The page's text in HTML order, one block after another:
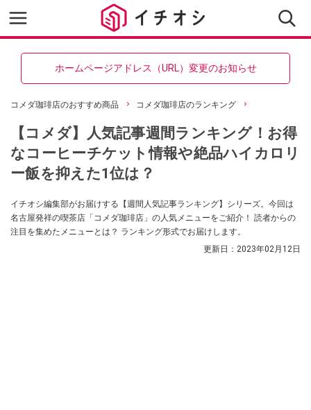
ホームページアドレス（URL）変更のお知らせ
コメダ珈琲店のおすすめ商品 コメダ珈琲店のランキング
【コメダ】人気記事週間ランキング！お得
なコーヒーチケット情報や絶品ハイカロリ
ー飯を抑えた1位は？
イチオシ編集部がお届けする【週間人気記事ランキング】シリーズ。今回は
名古屋発祥の喫茶店「コメダ珈琲店」の人気メニューをご紹介！ 読者からの
注目を集めたメニューとは？ ランキング形式でお届けします。
更新日： 2023年02月12日